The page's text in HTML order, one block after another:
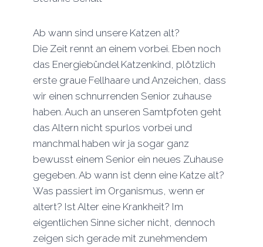
Ab wann sind unsere Katzen alt?
Die Zeit rennt an einem vorbei. Eben noch
das Energiebündel Katzenkind, plötzlich
erste graue Fellhaare und Anzeichen, dass
wir einen schnurrenden Senior zuhause
haben. Auch an unseren Samtpfoten geht
das Altern nicht spurlos vorbei und
manchmal haben wir ja sogar ganz
bewusst einem Senior ein neues Zuhause
gegeben. Ab wann ist denn eine Katze alt?
Was passiert im Organismus, wenn er
altert? Ist Alter eine Krankheit? Im
eigentlichen Sinne sicher nicht, dennoch
zeigen sich gerade mit zunehmendem